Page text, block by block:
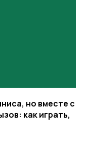
но вместе с
как играть,